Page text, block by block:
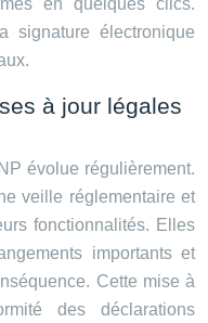
signature électronique
à jour légales
évolue régulièrement.
veille réglementaire et
fonctionnalités. Elles
importants et
Cette mise à
des déclarations